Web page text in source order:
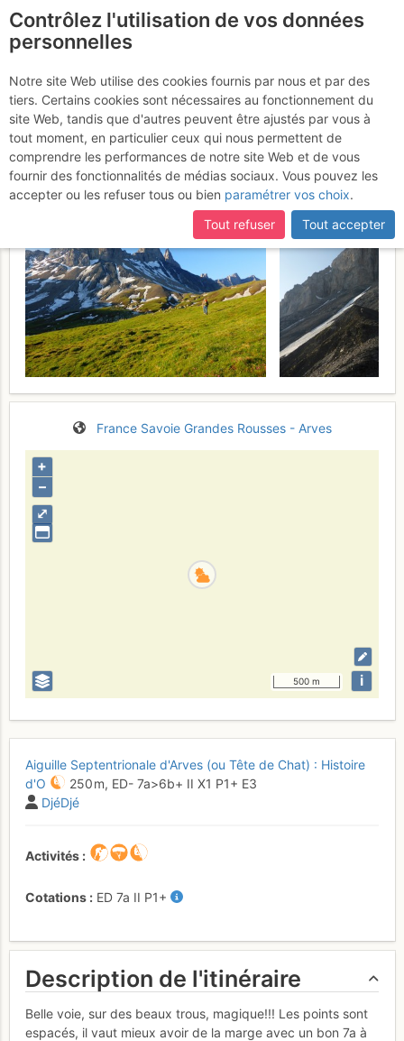
certaines pages ne sont plus accessibles, manquantes ou
incomplètes, déconnectez-vous puis reconnectez-vous à votre
compte sur le site.
Aiguille Septentrionale
d'Arves (ou Tête de Chat) :
Histoire d'O
Jeudi 22 juin 2017
France Savoie Grandes Rousses - Arves
⤢
+
–
500 m i
Aiguille Septentrionale d'Arves (ou Tête de Chat) : Histoire
d'O
250 m, ED- 7a>6b+ II X1 P1+ E3
DjéDjé
Activités
Cotations ED 7a II P1+
Description de l'itinéraire
Belle voie, sur des beaux trous, magique!!! Les points sont
espacés, il vaut mieux avoir de la marge avec un bon 7a à
Contrôlez l'utilisation de vos données
personnelles
Notre site Web utilise des cookies fournis par nous et par des
tiers. Certains cookies sont nécessaires au fonctionnement du
site Web, tandis que d'autres peuvent être ajustés par vous à
tout moment, en particulier ceux qui nous permettent de
comprendre les performances de notre site Web et de vous
fournir des fonctionnalités de médias sociaux. Vous pouvez les
accepter ou les refuser tous ou bien paramétrer vos choix.
Tout refuser
Tout accepter